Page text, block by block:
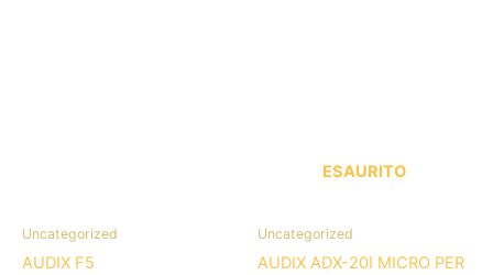
Uncategorized
AUDIX F5
ESAURITO
Uncategorized
AUDIX ADX-20I MICRO PER